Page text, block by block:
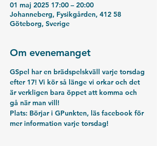
01 maj 2025 17:00 – 20:00
Johanneberg, Fysikgården, 412 58
Göteborg, Sverige
Om evenemanget
GSpel har en brädspelskväll varje torsdag
efter 17! Vi kör så länge vi orkar och det
är verkligen bara öppet att komma och
gå när man vill!
Plats: Börjar i GPunkten, läs facebook för
mer information varje torsdag!